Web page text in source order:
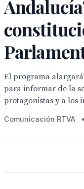
El programa alargará
para informar de la
protagonistas y a los
Comunicación RTVA •